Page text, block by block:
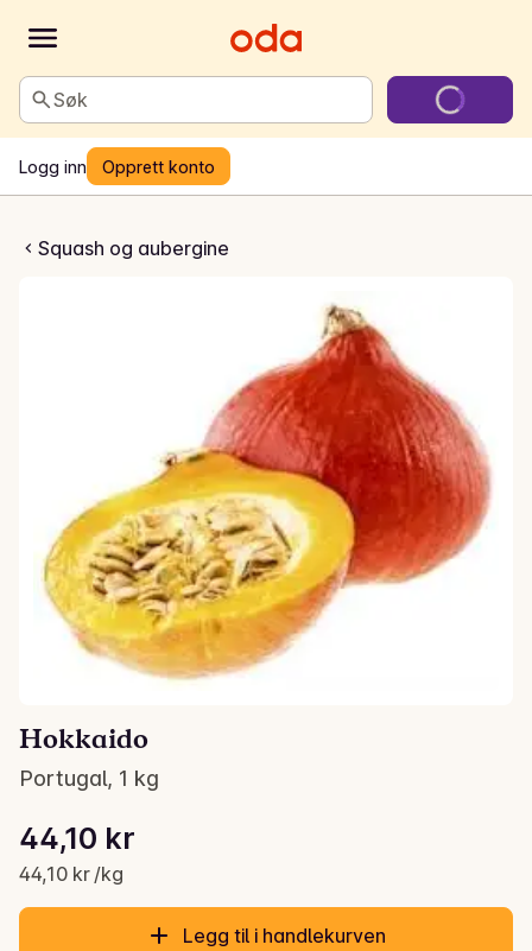
Søk
Logg inn Opprett konto
Squash og aubergine
Hokkaido
Portugal, 1 kg
Gjeldende pris er: 44,10 kr
44,10 kr
44,10 kr /kg
Stykkpris: 44,10 kr /kg
Legg til i handlekurven